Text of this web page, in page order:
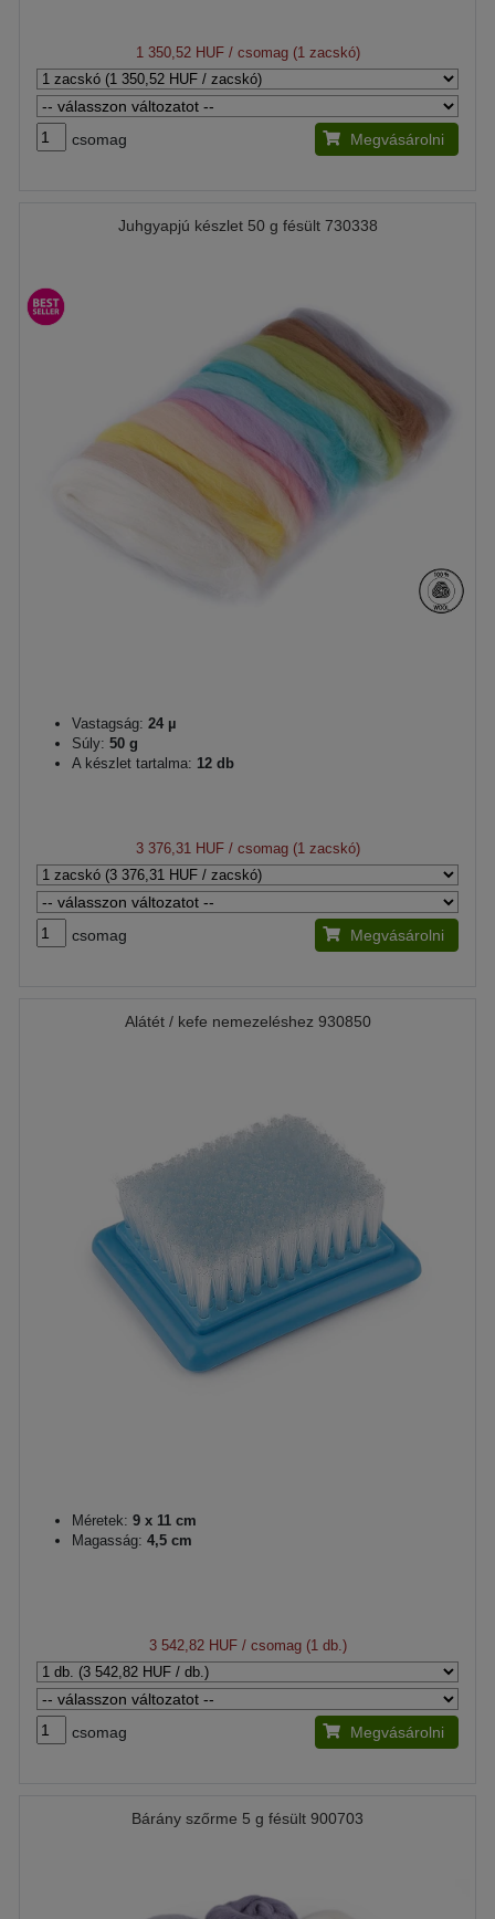
1 350,52 HUF/ csomag (1 zacskó)
csomag Megvásárolni
Juhgyapjú készlet 50 g fésült 730338
Vastagság: 24 µ
Súly: 50 g
A készlet tartalma: 12 db
3 376,31 HUF/ csomag (1 zacskó)
csomag Megvásárolni
Alátét / kefe nemezeléshez 930850
Méretek: 9 x 11 cm
Magasság: 4,5 cm
3 542,82 HUF/ csomag (1 db.)
csomag Megvásárolni
Bárány szőrme 5 g fésült 900703